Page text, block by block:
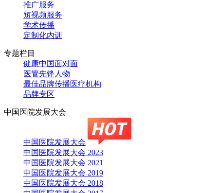
推广服务
短视频服务
学术传播
定制化内训
专题栏目
健康中国面对面
医管先锋人物
最佳品牌传播医疗机构
品牌专区
中国医院发展大会
中国医院发展大会
中国医院发展大会 2023
中国医院发展大会 2021
中国医院发展大会 2019
中国医院发展大会 2018